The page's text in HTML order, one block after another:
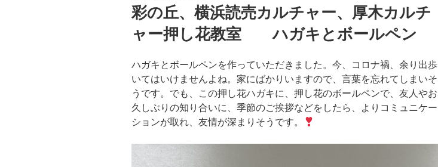
稿
日:
彩の丘、横浜読売カルチャー、厚木カルチ
ャー押し花教室 ハガキとボールペン
ハガキとボールペンを作っていただきました。今、コロナ禍、余り出歩
いてはいけませんよね。家にばかりいますので、言葉を忘れてしまいそ
うです。でも、この押し花ハガキに、押し花のボールペンで、友人やお
久しぶりの知り合いに、季節のご挨拶などをしたら、よりコミュニケー
ションが取れ、友情が深まりそうです。